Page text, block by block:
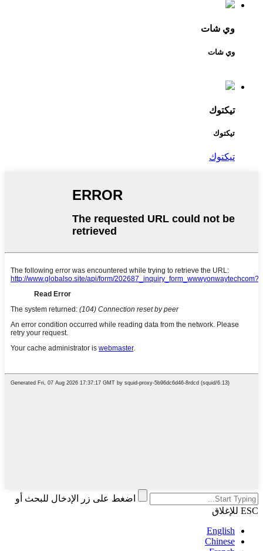
وي شات
وي شات
تيكتوك
تيكتوك
تيكتوك
اضغط على زر الإدخال للبحث أو
ESC للإغلاق
English
Chinese